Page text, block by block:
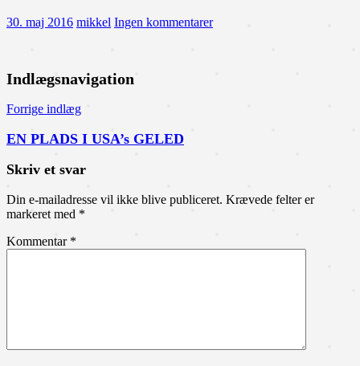
30. maj 2016 mikkel Ingen kommentarer
Indlægsnavigation
Forrige indlæg
EN PLADS I USA’s GELED
Skriv et svar
Din e-mailadresse vil ikke blive publiceret. Krævede felter er
markeret med *
Kommentar *